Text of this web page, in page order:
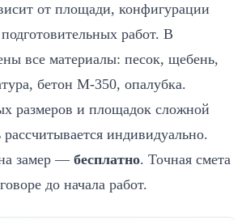
от площади, конфигурации
работ. В
все материалы: песок, щебень,
бетон М-350, опалубка.
размеров и площадок сложной
индивидуально.
замер — бесплатно. Точная смета
до начала работ.